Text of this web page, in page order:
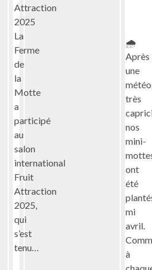
Attraction
2025
La
Ferme
de
la
Motte
a
participé
au
salon
international
Fruit
Attraction
2025,
qui
s’est
tenu…
🌧︎
Après
une
météo
très
nos
mini-
ont
été
mi
avril.
à